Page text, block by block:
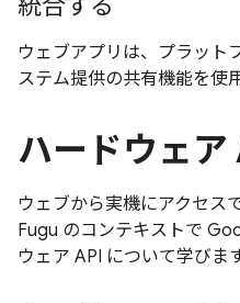
ウェブアプリは、プラット
ステム提供の共有機能を使
ハードウェア
ウェブから実機にアクセス
Fugu のコンテキストで
ウェア API について学びます